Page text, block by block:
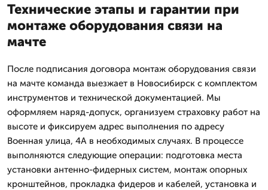
Технические этапы и гарантии при
монтаже оборудования связи на
мачте
После подписания договора монтаж оборудования связи
на мачте команда выезжает в Новосибирск с комплектом
инструментов и технической документацией. Мы
оформляем наряд-допуск, организуем страховку работ на
высоте и фиксируем адрес выполнения по адресу
Военная улица, 4А в необходимых случаях. В процессе
выполняются следующие операции: подготовка места
установки антенно-фидерных систем, монтаж опорных
кронштейнов, прокладка фидеров и кабелей, установка и